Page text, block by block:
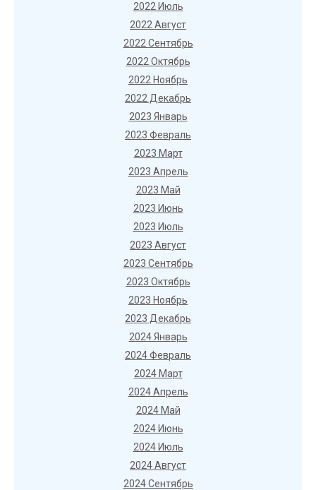
2022 Июль
2022 Август
2022 Сентябрь
2022 Октябрь
2022 Ноябрь
2022 Декабрь
2023 Январь
2023 Февраль
2023 Март
2023 Апрель
2023 Май
2023 Июнь
2023 Июль
2023 Август
2023 Сентябрь
2023 Октябрь
2023 Ноябрь
2023 Декабрь
2024 Январь
2024 Февраль
2024 Март
2024 Апрель
2024 Май
2024 Июнь
2024 Июль
2024 Август
2024 Сентябрь